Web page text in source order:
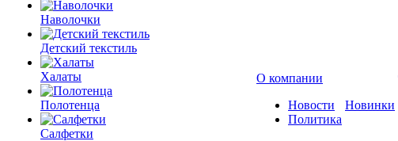
Наволочки
Детский текстиль
Халаты
Полотенца
Салфетки
О компании
Новости
Политика
Новинки